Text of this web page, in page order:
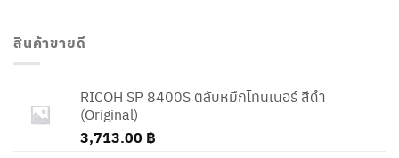
สินค้าขายดี
RICOH SP 8400S ตลับหมึกโทนเนอร์ สีดำ
(Original)
3,713.00 ฿